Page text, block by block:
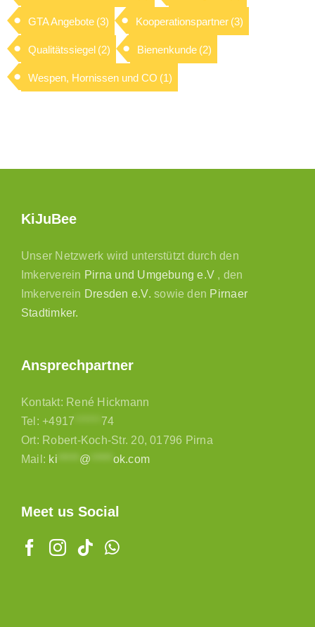
GTA Angebote (3) Kooperationspartner (3)
Qualitätssiegel (2) Bienenkunde (2)
Wespen, Hornissen und CO (1)
KiJuBee
Unser Netzwerk wird unterstützt durch den
Imkerverein Pirna und Umgebung e.V , den
Imkerverein Dresden e.V. sowie den Pirnaer
Stadtimker.
Ansprechpartner
Kontakt: René Hickmann
Tel:+4917
74
Ort: Robert-Koch-Str. 20, 01796 Pirna
Mail: ki @ ok.com
Meet us Social